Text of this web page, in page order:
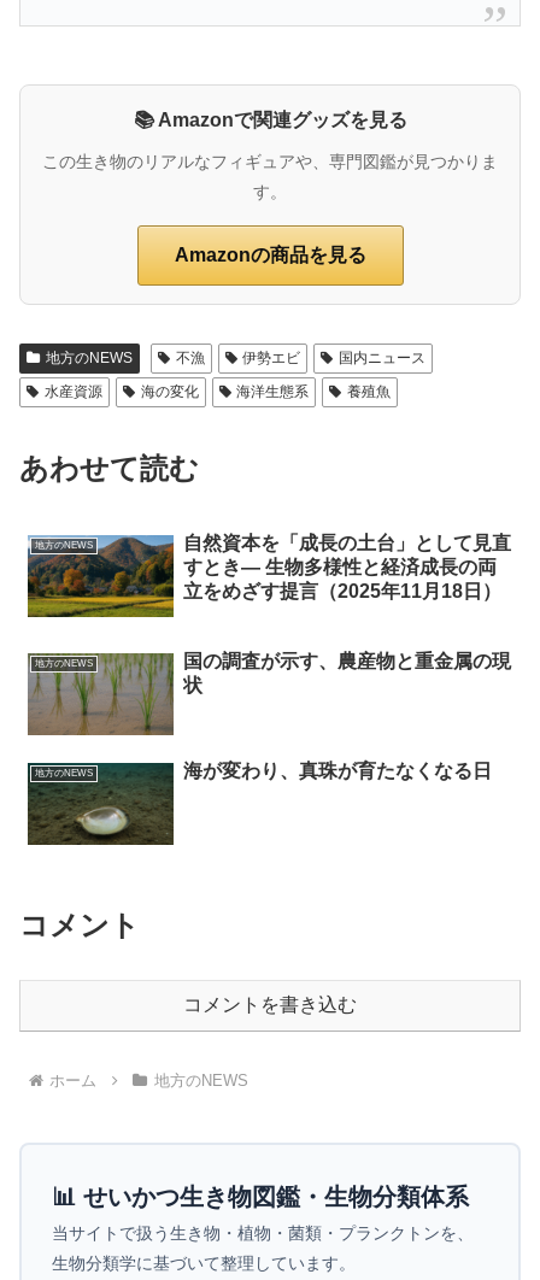
📚 Amazonで関連グッズを見る
この生き物のリアルなフィギュアや、専門図鑑が見つかりま
す。
Amazonの商品を見る
地方のNEWS 不漁 伊勢エビ
国内ニュース
水産資源
海の変化 海洋生態系 養殖魚
あわせて読む
地方のNEWS
自然資本を「成長の土台」として見直
すとき― 生物多様性と経済成長の両
立をめざす提言（2025年11月18日）
地方のNEWS
国の調査が示す、農産物と重金属の現
状
地方のNEWS 海が変わり、真珠が育たなくなる日
コメント
コメントを書き込む
ホーム 地方のNEWS
📊 せいかつ生き物図鑑・生物分類体系
当サイトで扱う生き物・植物・菌類・プランクトンを、
生物分類学に基づいて整理しています。